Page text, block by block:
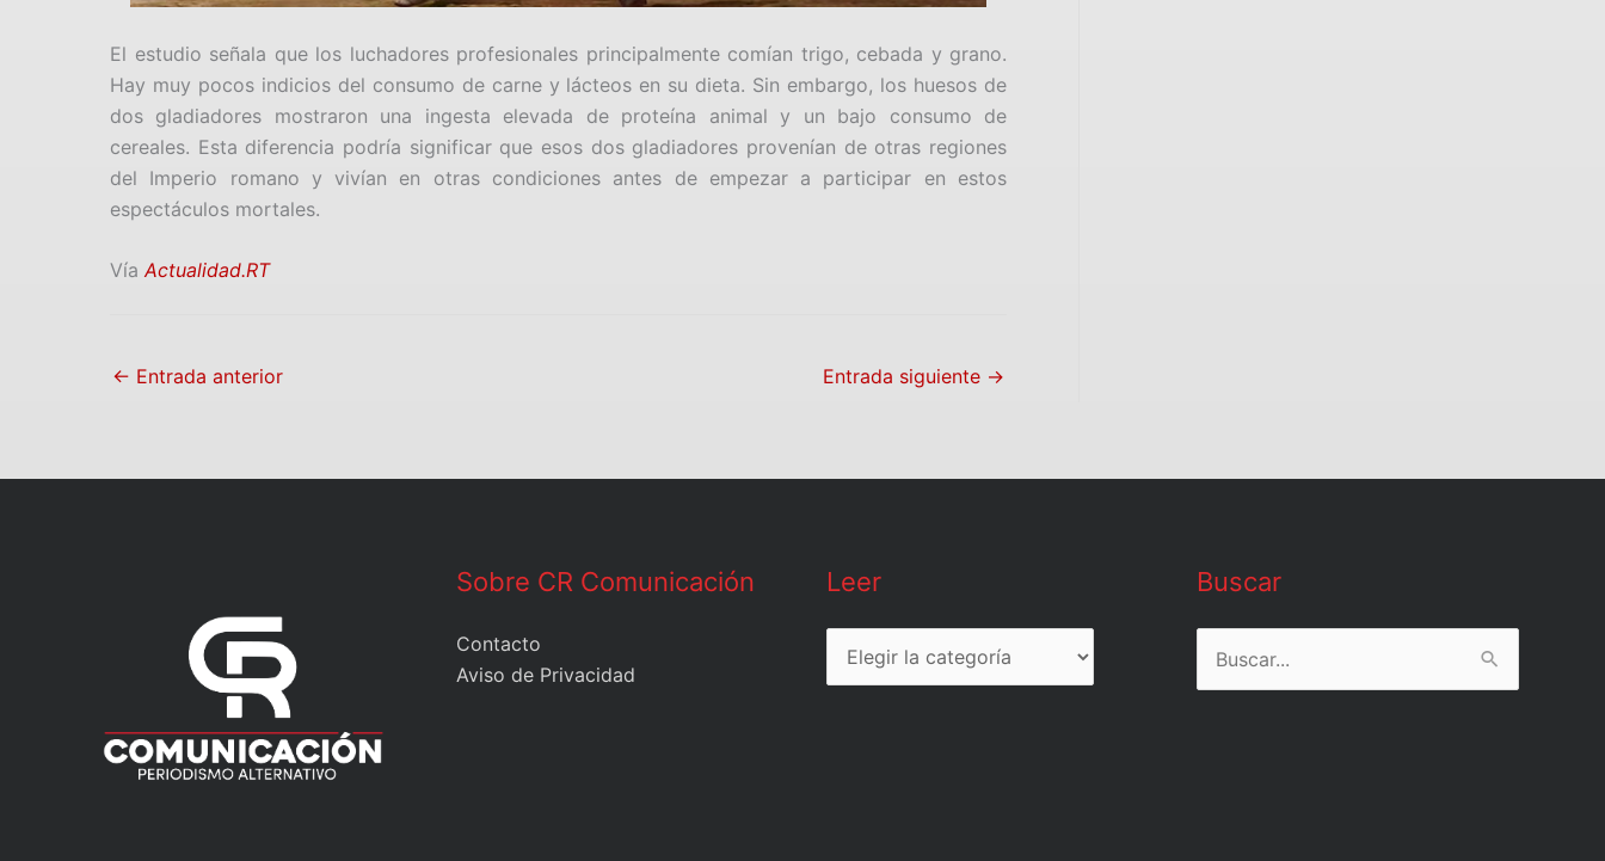
El estudio señala que los luchadores profesionales principalmente comían trigo, cebada y grano.
Hay muy pocos indicios del consumo de carne y lácteos en su dieta. Sin embargo, los huesos de
dos gladiadores mostraron una ingesta elevada de proteína animal y un bajo consumo de
cereales. Esta diferencia podría significar que esos dos gladiadores provenían de otras regiones
del Imperio romano y vivían en otras condiciones antes de empezar a participar en estos
espectáculos mortales.
Vía Actualidad.RT
← Entrada anterior Entrada siguiente →
Sobre CR Comunicación
Contacto
Aviso de Privacidad
Leer
Leer Buscar
Buscar
por: